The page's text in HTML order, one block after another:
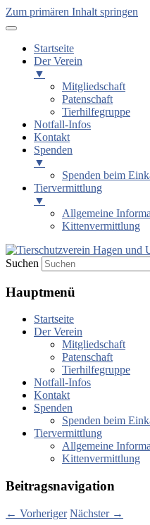
Zum primären Inhalt springen
Startseite
Der Verein
▼
Mitgliedschaft
Patenschaft
Tierhilfegruppe
Notfall-Infos
Kontakt
Spenden
▼
Spenden beim
Tiervermittlung
▼
Allgemeine
Kittenvermittlung
Umgebung e.V.
Suchen
Hauptmenü
Startseite
Der Verein
Mitgliedschaft
Patenschaft
Tierhilfegruppe
Notfall-Infos
Kontakt
Spenden
Spenden beim
Tiervermittlung
Allgemeine
Kittenvermittlung
Beitragsnavigation
← Vorheriger Nächster →